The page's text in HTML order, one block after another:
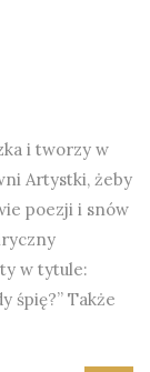
i tworzy w
Artystki, żeby
poezji i snów
w tytule:
śpię?” Także